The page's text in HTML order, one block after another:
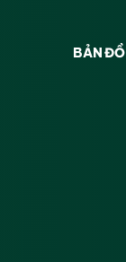
BẢN ĐỒ